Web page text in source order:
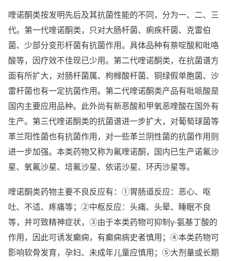
喹诺酮类按发明先后及其抗菌性能的不同，分为一、二、三
代。第一代喹诺酮类，只对大肠杆菌、痢疾杆菌、克雷伯
菌、少部分变形杆菌有抗菌作用。具体品种有萘啶酸和吡咯
酸等，因疗效不佳现已少用。第二代喹诺酮类，在抗菌谱方
面有所扩大，对肠杆菌属、枸橼酸杆菌、铜绿假单胞菌、沙
雷杆菌也有一定抗菌作用。第二代喹诺酮类产品有吡哌酸是
国内主要应用品种。此外尚有新恶酸和甲氧恶喹酸在国外有
生产。第三代喹诺酮类的抗菌谱进一步扩大，对葡萄球菌等
革兰阳性菌也有抗菌作用，对一些革兰阴性菌的抗菌作用则
进一步加强。本类药物又称为氟喹诺酮，国内已生产诺氟沙
星、氧氟沙星、培氟沙星、依诺沙星、环丙沙星等。
喹诺酮类药物主要不良反应有：①胃肠道反应：恶心、呕
吐、不适、疼痛等；②中枢反应：头痛、头晕、睡眠不良
等，并可致精神症状，③由于本类药物可抑制γ-氨基丁酸的
作用，因此可诱发癫痫，有癫痫病史者慎用；④本类药物可
影响软骨发育，孕妇、未成年儿童应慎用；⑤大剂量或长期